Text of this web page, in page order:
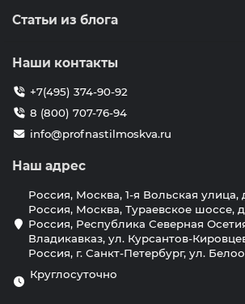
Статьи из блога
Наши контакты
+7(495) 374-90-92
8 (800) 707-76-94
info@profnastilmoskva.ru
Наш адрес
Россия, Москва, 1-я Вольская улица,
Россия, Москва, Тураевское шоссе,
Россия, Республика Северная
Владикавказ, ул. Курсантов-
Россия, г. Санкт-Петербург, ул.
Круглосуточно